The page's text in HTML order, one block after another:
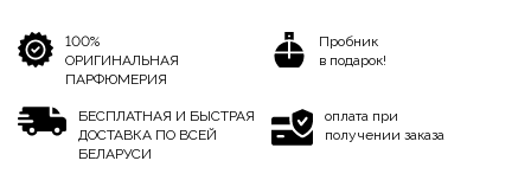
100%
ОРИГИНАЛЬНАЯ
ПАРФЮМЕРИЯ
Пробник
в подарок!
БЕСПЛАТНАЯ И БЫСТРАЯ
ДОСТАВКА ПО ВСЕЙ
БЕЛАРУСИ
оплата при
получении заказа